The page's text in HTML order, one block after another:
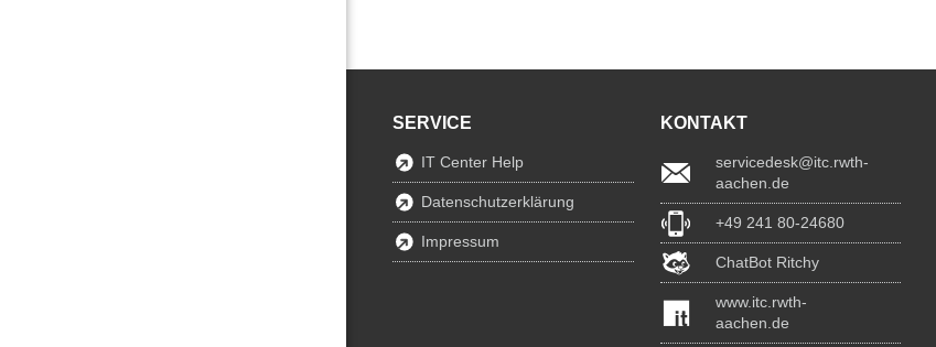
SERVICE
IT Center Help
Datenschutzerklärung
Impressum
KONTAKT
servicedesk@itc.rwth-
aachen.de
+49 241 80-24680
ChatBot Ritchy
www.itc.rwth-
aachen.de